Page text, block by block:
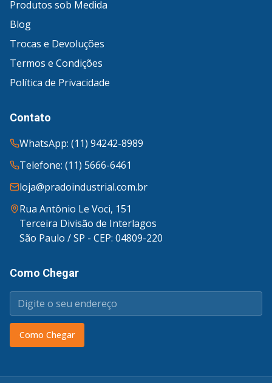
Produtos sob Medida
Blog
Trocas e Devoluções
Termos e Condições
Política de Privacidade
Contato
WhatsApp: (11) 94242-8989
Telefone: (11) 5666-6461
loja@pradoindustrial.com.br
Rua Antônio Le Voci, 151
Terceira Divisão de Interlagos
São Paulo / SP - CEP: 04809-220
Como Chegar
Como Chegar